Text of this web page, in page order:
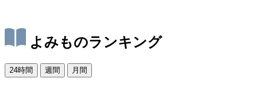
よみものランキング
24時間 週間 月間